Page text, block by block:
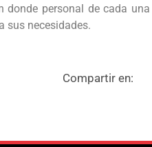
personal de cada
sus necesidades.
Compartir en: